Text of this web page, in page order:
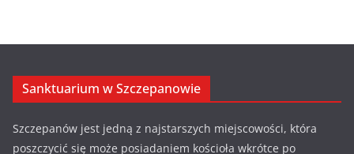
Sanktuarium w Szczepanowie
Szczepanów jest jedną z najstarszych miejscowości, która
poszczycić się może posiadaniem kościoła wkrótce po